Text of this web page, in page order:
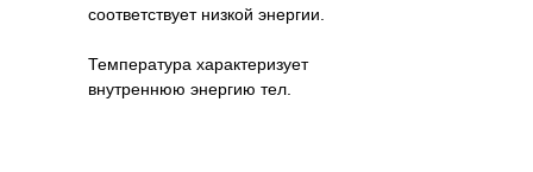
соответствует низкой энергии.
Температура характеризует
внутреннюю энергию тел.